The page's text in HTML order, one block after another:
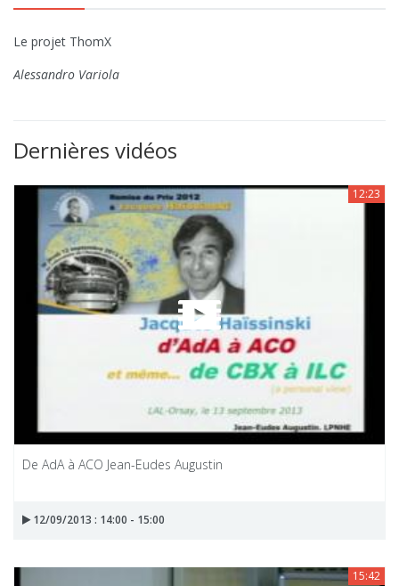
Le projet ThomX
Alessandro Variola
Dernières vidéos
12:23
De AdA à ACO Jean-Eudes Augustin
12/09/2013 : 14:00 - 15:00
15:42